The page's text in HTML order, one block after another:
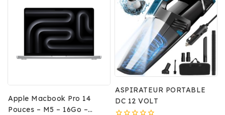
Apple Macbook Pro 14
Pouces – M5 – 16Go –
ASPIRATEUR PORTABLE
DC 12 VOLT